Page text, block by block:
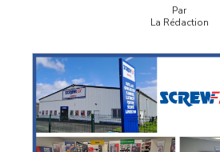
Par
La Rédaction